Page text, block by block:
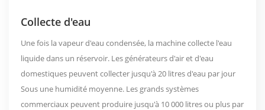
Collecte d'eau
Une fois la vapeur d'eau condensée, la machine collecte l'eau
liquide dans un réservoir. Les générateurs d'air et d'eau
domestiques peuvent collecter jusqu'à 20 litres d'eau par jour
Sous une humidité moyenne. Les grands systèmes
commerciaux peuvent produire jusqu'à 10 000 litres ou plus par